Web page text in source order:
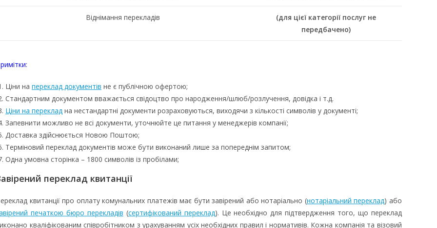
Віднімання перекладів
(для цієї категорії послуг не
передбачено)
Ціни на переклад документів не є публічною офертою;
Стандартним документом вважається свідоцтво про народження/шлюб/розлучення, довідка і т.д.
Ціни на переклад на нестандартні документи розраховуються, виходячи з кількості символів у документі;
Запевнити можливо не всі документи, уточнюйте це питання у менеджерів компанії;
Доставка здійснюється Новою Поштою;
Терміновий переклад документів може бути виконаний лише за попереднім запитом;
Одна умовна сторінка – 1800 символів із пробілами;
переклад квитанції
квитанції про оплату комунальних платежів має бути завірений або нотаріально (нотаріальний переклад) або
печаткою бюро перекладів (сертифікований переклад). Це необхідно для підтвердження того, що переклад
кваліфікованим співробітником з урахуванням усіх необхідних правил і нормативів. Кожна компанія та візовий